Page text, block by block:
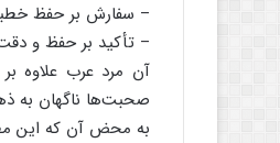
– سفارش بر حفظ خطبه
– تأکید بر حفظ و
آن مرد عرب علاوه
صحبت‌‌ها ناگهان به
به محض آن که این